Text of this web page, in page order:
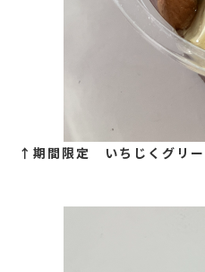
↑期間限定 いちじくグリ